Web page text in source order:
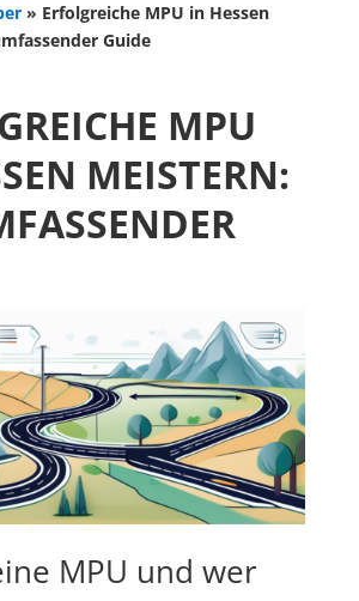
» Erfolgreiche MPU in Hessen
Guide
MPU
MEISTERN:
MPU und wer